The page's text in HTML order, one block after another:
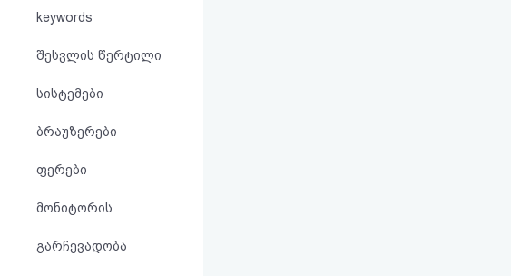
სალიცენზიო
შეთანხმება
keywords
შესვლის წერტილი
სისტემები
ბრაუზერები
ფერები
მონიტორის
გარჩევადობა